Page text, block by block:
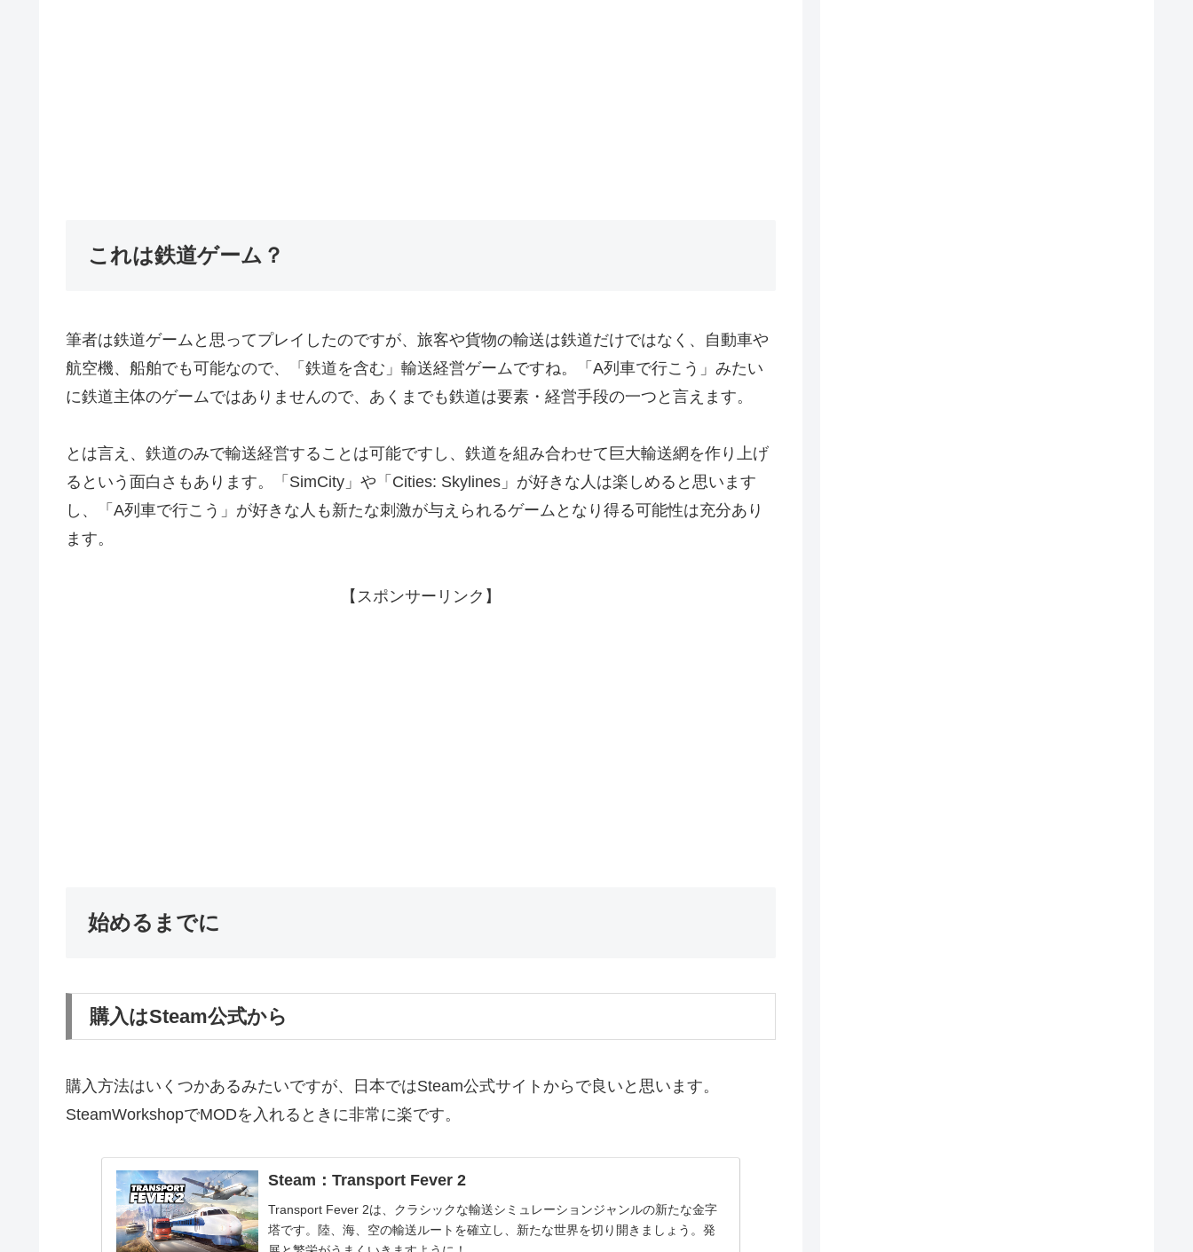
これは鉄道ゲーム？
筆者は鉄道ゲームと思ってプレイしたのですが、旅客や貨物の輸送は鉄道だけではなく、自動車や
航空機、船舶でも可能なので、「鉄道を含む」輸送経営ゲームですね。「A列車で行こう」みたい
に鉄道主体のゲームではありませんので、あくまでも鉄道は要素・経営手段の一つと言えます。
とは言え、鉄道のみで輸送経営することは可能ですし、鉄道を組み合わせて巨大輸送網を作り上げ
るという面白さもあります。「SimCity」や「Cities: Skylines」が好きな人は楽しめると思います
し、「A列車で行こう」が好きな人も新たな刺激が与えられるゲームとなり得る可能性は充分あり
ます。
【スポンサーリンク】
始めるまでに
購入はSteam公式から
購入方法はいくつかあるみたいですが、日本ではSteam公式サイトからで良いと思います。
SteamWorkshopでMODを入れるときに非常に楽です。
Steam：Transport Fever 2
Transport Fever 2は、クラシックな輸送シミュレーションジャンルの新たな金字
塔です。陸、海、空の輸送ルートを確立し、新たな世界を切り開きましょう。発